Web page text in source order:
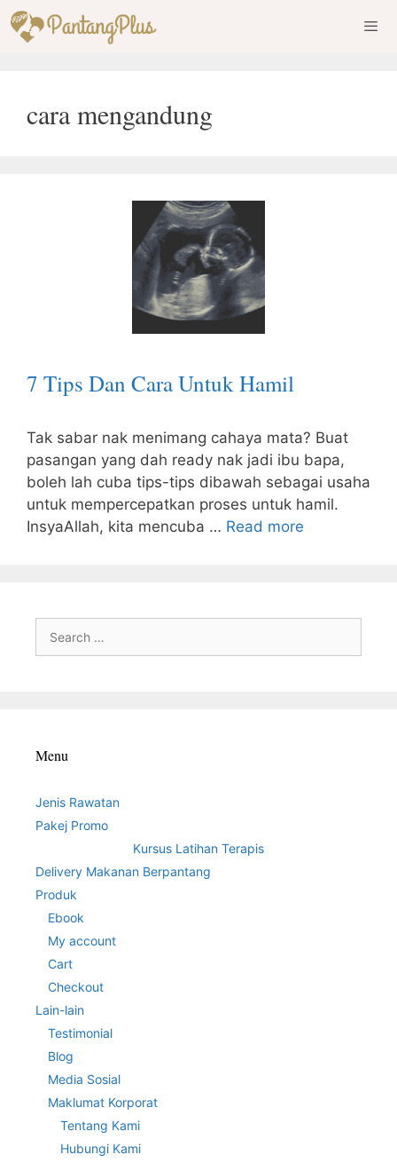
Skip
to
cara mengandung
7 Tips Dan Cara Untuk Hamil
Tak sabar nak menimang cahaya mata? Buat
pasangan yang dah ready nak jadi ibu bapa,
boleh lah cuba tips-tips dibawah sebagai usaha
untuk mempercepatkan proses untuk hamil.
InsyaAllah, kita mencuba … Read more
for:
Menu
Jenis Rawatan
Pakej Promo
Kursus Latihan Terapis
Delivery Makanan Berpantang
Produk
Ebook
My account
Cart
Checkout
Lain-lain
Testimonial
Blog
Media Sosial
Maklumat Korporat
Tentang Kami
Hubungi Kami